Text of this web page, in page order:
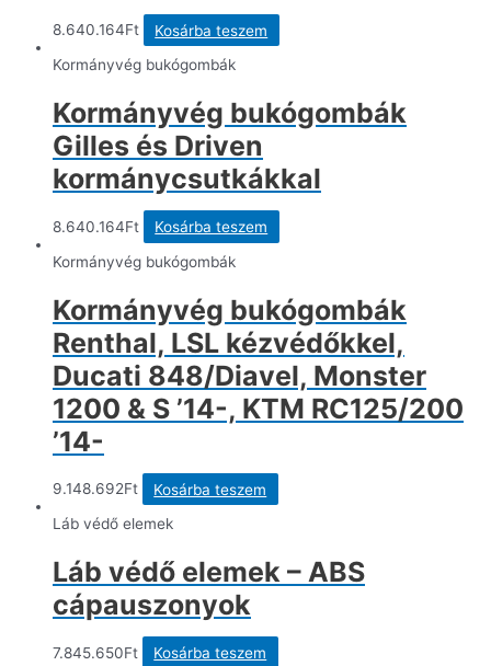
8.640.164Ft
Kosárba teszem
Kormányvég bukógombák
Kormányvég bukógombák
Gilles és Driven
kormánycsutkákkal
8.640.164Ft
Kosárba teszem
Kormányvég bukógombák
Kormányvég bukógombák
Renthal, LSL kézvédőkkel,
Ducati 848/Diavel, Monster
1200 & S ’14-, KTM RC125/200
’14-
9.148.692Ft
Kosárba teszem
Láb védő elemek
Láb védő elemek – ABS
cápauszonyok
7.845.650Ft
Kosárba teszem